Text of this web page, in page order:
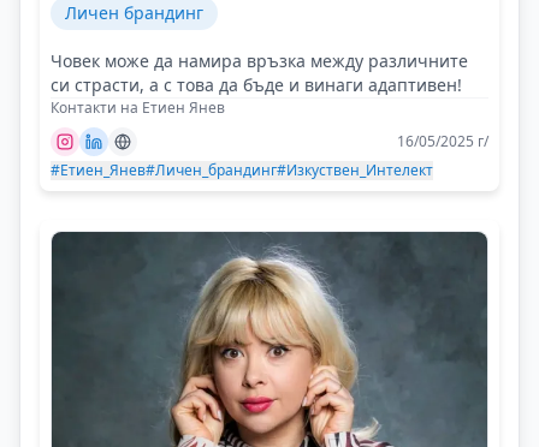
Личен брандинг
Човек може да намира връзка между различните
си страсти, а с това да бъде и винаги адаптивен!
Контакти на Етиен Янев
16/05/2025 г/
#Етиен_Янев#Личен_брандинг#Изкуствен_Интелект